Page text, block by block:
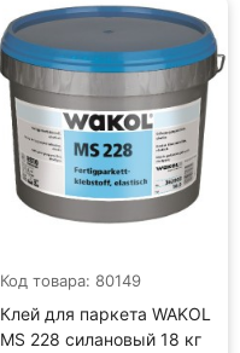
Код товара: 80149
Клей для паркета WAKOL
MS 228 силановый 18 кг